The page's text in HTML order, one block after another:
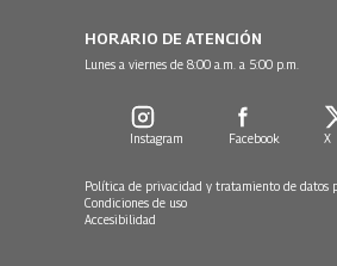
HORARIO DE ATENCIÓN
Lunes a viernes de 8:00 a.m. a 5:00 p.m.
Instagram Facebook X
Política de privacidad y tratamiento de datos
Condiciones de uso
Accesibilidad